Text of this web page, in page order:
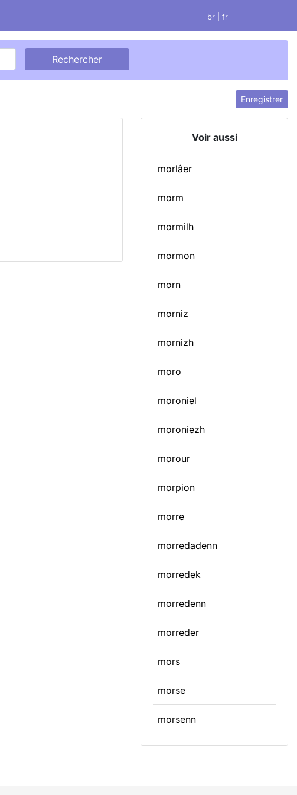
br | fr
Enregistrer
Voir aussi
morlâer
morm
mormilh
mormon
morn
morniz
mornizh
moro
moroniel
moroniezh
morour
morpion
morre
morredadenn
morredek
morredenn
morreder
mors
morse
morsenn